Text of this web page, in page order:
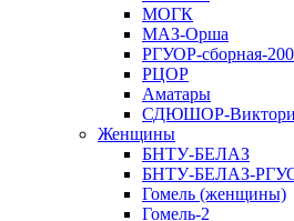
МОГК
МАЗ-Орша
РГУОР-сборная-
РЦОР
Аматары
СДЮШОР-
Женщины
БНТУ-БЕЛАЗ
БНТУ-БЕЛАЗ-
Гомель (женщины)
Гомель-2